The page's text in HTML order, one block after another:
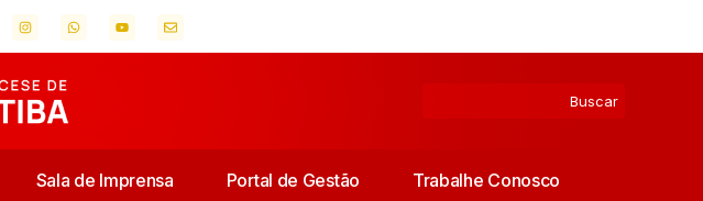
Sala de Imprensa Portal de Gestão Trabalhe Conosco